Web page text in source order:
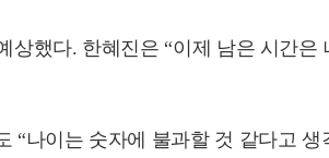
했다. 한혜진은 “이제 남은 시간은
나이는 숫자에 불과할 것 같다고